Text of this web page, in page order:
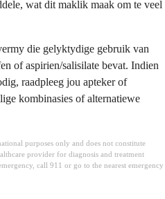
wat dit maklik maak om te veel
die gelyktydige gebruik van
of aspirien/salisilate bevat. Indien
raadpleeg jou apteker of
kombinasies of alternatiewe
purposes only and does not constitute
provider for diagnosis and treatment
call 911 or go to the nearest emergency